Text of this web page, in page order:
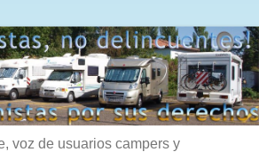
voz de usuarios campers y